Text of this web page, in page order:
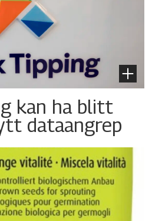
kan ha blitt
dataangrep